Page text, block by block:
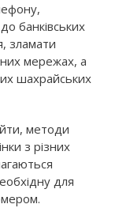
банківських
зламати
мережах, а
шахрайських
методи
з різних
для